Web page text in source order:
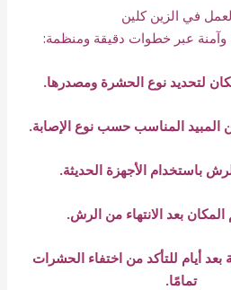
في الزين كلين
عبر خطوات دقيقة ومنظمة:
لتحديد نوع الحشرة ومصدرها.
المبيد المناسب حسب نوع الإصابة.
باستخدام الأجهزة الحديثة.
المكان بعد الانتهاء من الرش.
بعد أيام للتأكد من اختفاء الحشرات
تمامًا.